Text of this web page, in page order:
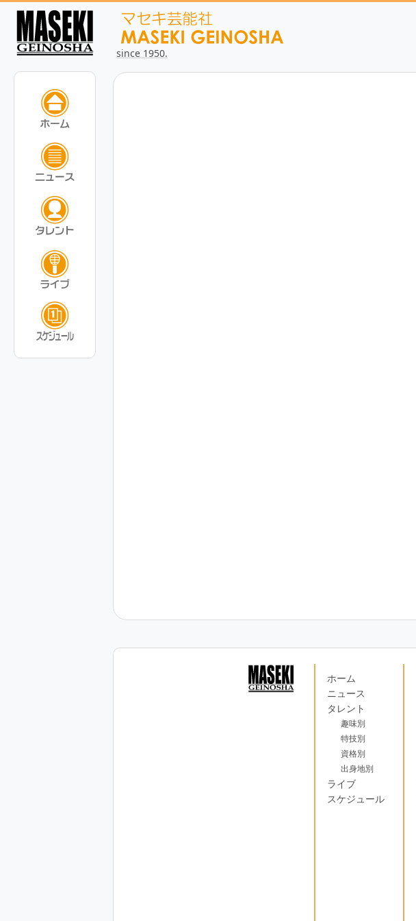
since 1950.
ホーム
ニュース
タレント
趣味別
特技別
資格別
出身地別
ライブ
スケジュール